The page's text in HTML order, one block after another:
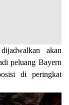
akan
peluang Bayern
di peringkat